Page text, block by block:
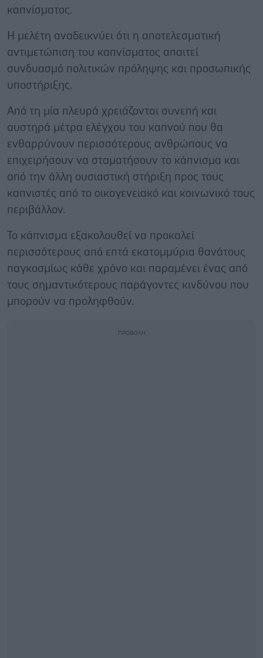
καπνίσματος.
Η μελέτη αναδεικνύει ότι η αποτελεσματική
αντιμετώπιση του καπνίσματος απαιτεί
συνδυασμό πολιτικών πρόληψης και προσωπικής
υποστήριξης.
Από τη μία πλευρά χρειάζονται συνεπή και
αυστηρά μέτρα ελέγχου του καπνού που θα
ενθαρρύνουν περισσότερους ανθρώπους να
επιχειρήσουν να σταματήσουν το κάπνισμα και
από την άλλη ουσιαστική στήριξη προς τους
καπνιστές από το οικογενειακό και κοινωνικό τους
περιβάλλον.
Το κάπνισμα εξακολουθεί να προκαλεί
περισσότερους από επτά εκατομμύρια θανάτους
παγκοσμίως κάθε χρόνο και παραμένει ένας από
τους σημαντικότερους παράγοντες κινδύνου που
μπορούν να προληφθούν.